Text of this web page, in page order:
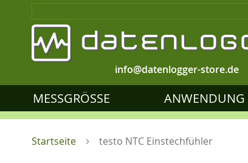
info@datenlogger-store.de
MESSGRÖSSE ANWENDUNG
Startseite testo NTC Einstechfühler